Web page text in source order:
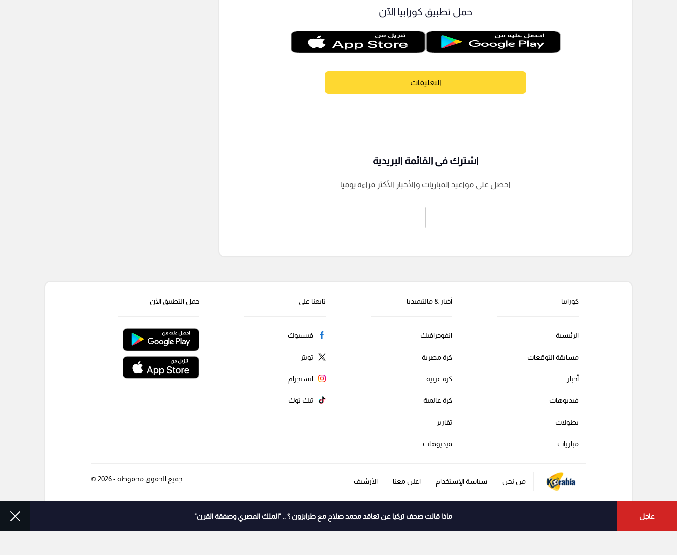
حمل تطبيق كورابيا الآن
التعليقات
إرسال تعليق
اشترك فى القائمة البريدية
احصل على مواعيد المباريات والأخبار الأكثر قراءة يوميا
عاجل ماذا قالت صحف تركيا عن تعاقد محمد صلاح مع طرابزون ؟ .. "الملك المصري وصفقة القرن"
كورابيا
الرئيسية
مسابقة التوقعات
أخبار
فيديوهات
بطولات
مباريات
أخبار & مالتيميديا
انفوجرافيك
كرة مصرية
كرة عربية
كرة عالمية
تقارير
فيديوهات
تابعنا على
فيسبوك
تويتر
انستجرام
تيك توك
حمل التطبيق الأن
من نحن سياسة الإستخدام اعلن معنا الأرشيف جميع الحقوق محفوظة - 2026 ©